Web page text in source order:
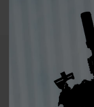
Sie erhalten
Beschreibung